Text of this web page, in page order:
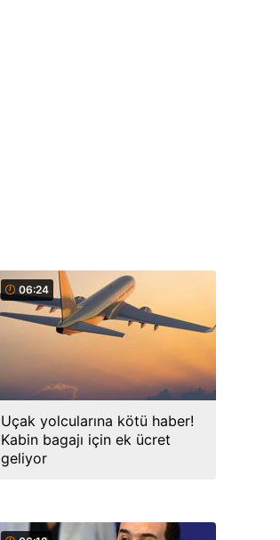
06:24
Uçak yolcularına kötü haber!
Kabin bagajı için ek ücret
geliyor